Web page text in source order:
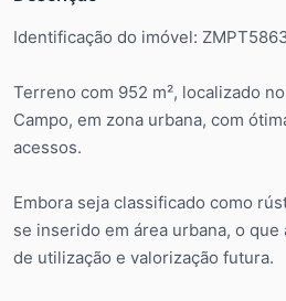
Identificação do imóvel:
Terreno com 952 m², localizado
Campo, em zona urbana, com
acessos.
Embora seja classificado como
se inserido em área urbana, o
de utilização e valorização futura.